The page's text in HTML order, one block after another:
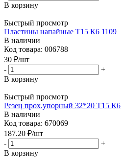
В корзину
Быстрый просмотр
Пластины напайные Т15 К6 1109
В наличии
Код товара: 006788
30 ₽/шт
-
+
В корзину
Быстрый просмотр
Резец прох.упорный 32*20 Т15 К6
В наличии
Код товара: 670069
187.20 ₽/шт
-
+
В корзину